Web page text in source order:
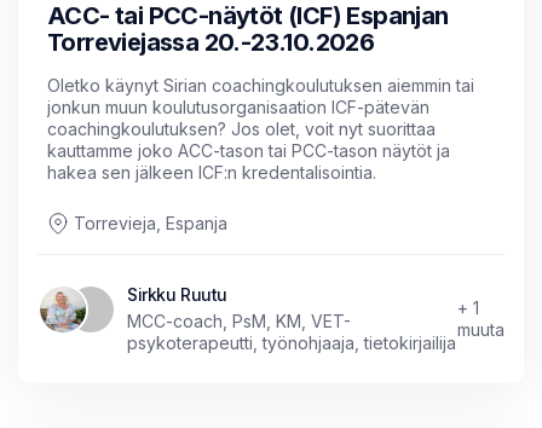
ACC- tai PCC-näytöt (ICF) Espanjan
Torreviejassa 20.-23.10.2026
Oletko käynyt Sirian coachingkoulutuksen aiemmin tai
jonkun muun koulutusorganisaation ICF-pätevän
coachingkoulutuksen? Jos olet, voit nyt suorittaa
kauttamme joko ACC-tason tai PCC-tason näytöt ja
hakea sen jälkeen ICF:n kredentalisointia.
Torrevieja, Espanja
Sirkku Ruutu
MCC-coach, PsM, KM, VET-
psykoterapeutti, työnohjaaja, tietokirjailija
+ 1
muuta